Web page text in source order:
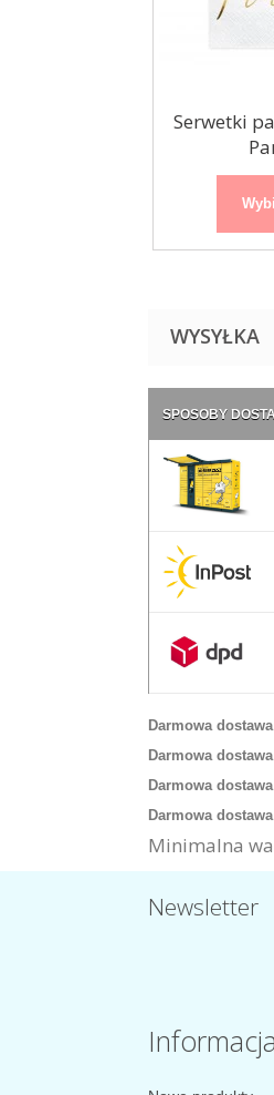
Serwetki
WYSYŁKA
SPOSOBY
Darmowa
Darmowa
Darmowa
Darmowa
Minimalna
Newsletter
Informacja